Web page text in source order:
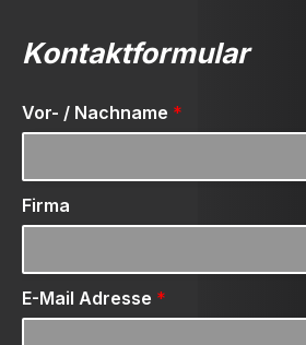
Kontaktformular
Vor- / Nachname *
Firma
E-Mail Adresse *